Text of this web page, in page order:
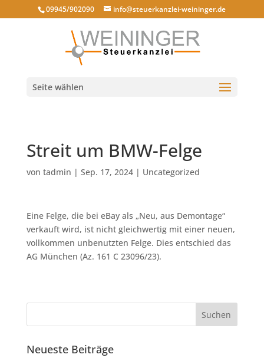
09945/902090 info@steuerkanzlei-weininger.de
Seite wählen
Streit um BMW-Felge
von tadmin | Sep. 17, 2024| Uncategorized
Eine Felge, die bei eBay als „Neu, aus Demontage“
verkauft wird, ist nicht gleichwertig mit einer neuen,
vollkommen unbenutzten Felge. Dies entschied das
AG München (Az. 161 C 23096/23).
Neueste Beiträge